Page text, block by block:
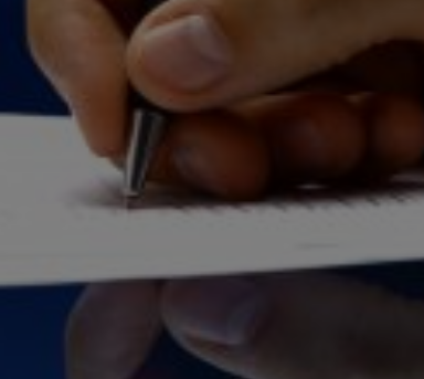
Підготовка звіту по
Розробка технічних
Розробка реєстрових карт
Розробка реєстрових карт
(ООУВ)
Складання паспортів місць
Збір пакету документів
перевезення небезпечних
Отримання ліцензії на
поводження з небезпечними